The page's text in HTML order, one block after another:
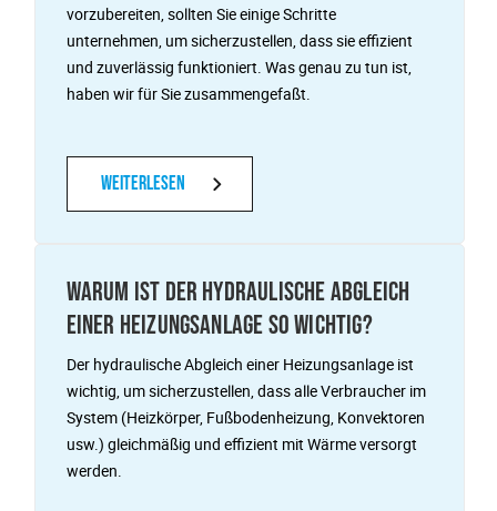
vorzubereiten, sollten Sie einige Schritte
unternehmen, um sicherzustellen, dass sie effizient
und zuverlässig funktioniert. Was genau zu tun ist,
haben wir für Sie zusammengefaßt.
Weiterlesen
WARUM IST DER HYDRAULISCHE ABGLEICH
EINER HEIZUNGSANLAGE SO WICHTIG?
Der hydraulische Abgleich einer Heizungsanlage ist
wichtig, um sicherzustellen, dass alle Verbraucher im
System (Heizkörper, Fußbodenheizung, Konvektoren
usw.) gleichmäßig und effizient mit Wärme versorgt
werden.